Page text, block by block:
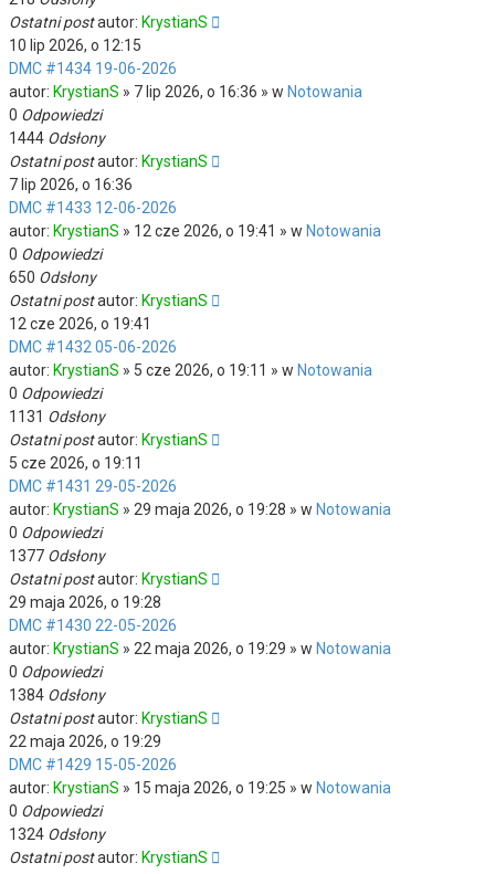
Ostatni postautor: KrystianS
10 lip 2026, o 12:15
DMC #1434 19-06-2026
autor: KrystianS » 7 lip 2026, o 16:36 » w Notowania
0 Odpowiedzi
1444 Odsłony
Ostatni postautor: KrystianS
7 lip 2026, o 16:36
DMC #1433 12-06-2026
autor: KrystianS » 12 cze 2026, o 19:41 » w Notowania
0 Odpowiedzi
650 Odsłony
Ostatni postautor: KrystianS
12 cze 2026, o 19:41
DMC #1432 05-06-2026
autor: KrystianS » 5 cze 2026, o 19:11 » w Notowania
0 Odpowiedzi
1131 Odsłony
Ostatni postautor: KrystianS
5 cze 2026, o 19:11
DMC #1431 29-05-2026
autor: KrystianS » 29 maja 2026, o 19:28 » w Notowania
0 Odpowiedzi
1377 Odsłony
Ostatni postautor: KrystianS
29 maja 2026, o 19:28
DMC #1430 22-05-2026
autor: KrystianS » 22 maja 2026, o 19:29 » w Notowania
0 Odpowiedzi
1384 Odsłony
Ostatni postautor: KrystianS
22 maja 2026, o 19:29
DMC #1429 15-05-2026
autor: KrystianS » 15 maja 2026, o 19:25 » w Notowania
0 Odpowiedzi
1324 Odsłony
Ostatni postautor: KrystianS